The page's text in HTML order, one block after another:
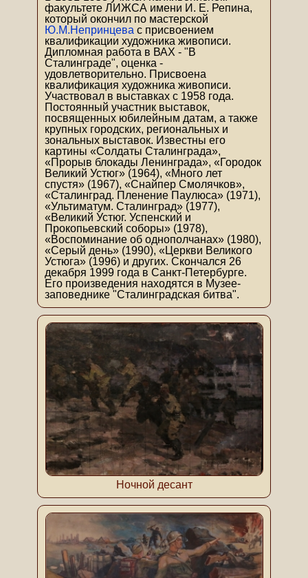
факультете ЛИЖСА имени И. Е. Репина,
который окончил по мастерской
Ю.М.Непринцева с присвоением
квалификации художника живописи.
Дипломная работа в ВАХ - "В
Сталинграде", оценка -
удовлетворительно. Присвоена
квалификация художника живописи.
Участвовал в выставках с 1958 года.
Постоянный участник выставок,
посвященных юбилейным датам, а также
крупных городских, региональных и
зональных выставок. Известны его
картины «Солдаты Сталинграда»,
«Прорыв блокады Ленинграда», «Городок
Великий Устюг» (1964), «Много лет
спустя» (1967), «Снайпер Смолячков»,
«Сталинград. Пленение Паулюса» (1971),
«Ультиматум. Сталинград» (1977),
«Великий Устюг. Успенский и
Прокопьевский соборы» (1978),
«Воспоминание об однополчанах» (1980),
«Серый день» (1990), «Церкви Великого
Устюга» (1996) и других. Скончался 26
декабря 1999 года в Санкт-Петербурге.
Его произведения находятся в Музее-
заповеднике "Сталинградская битва".
Ночной десант